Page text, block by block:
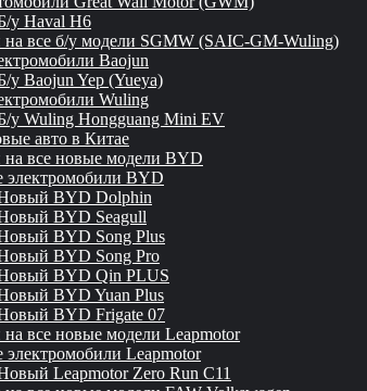
у Haval H6
на все б/у модели SGMW (SAIC-GM-Wuling)
Baojun
у Baojun Yep (Yueya)
Wuling
у Wuling Hongguang Mini EV
авто в Китае
на все новые модели BYD
электромобили BYD
BYD Dolphin
BYD Seagull
BYD Song Plus
BYD Song Pro
BYD Qin PLUS
BYD Yuan Plus
BYD Frigate 07
на все новые модели Leapmotor
Leapmotor
Leapmotor Zero Run C11